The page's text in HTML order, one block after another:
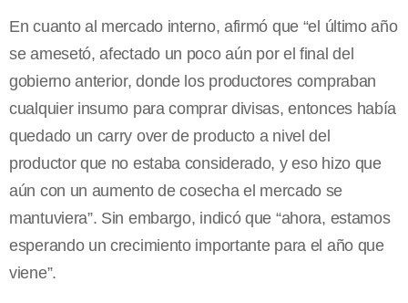
En cuanto al mercado interno, afirmó que “el último año
se amesetó, afectado un poco aún por el final del
gobierno anterior, donde los productores compraban
cualquier insumo para comprar divisas, entonces había
quedado un carry over de producto a nivel del
productor que no estaba considerado, y eso hizo que
aún con un aumento de cosecha el mercado se
mantuviera”. Sin embargo, indicó que “ahora, estamos
esperando un crecimiento importante para el año que
viene”.